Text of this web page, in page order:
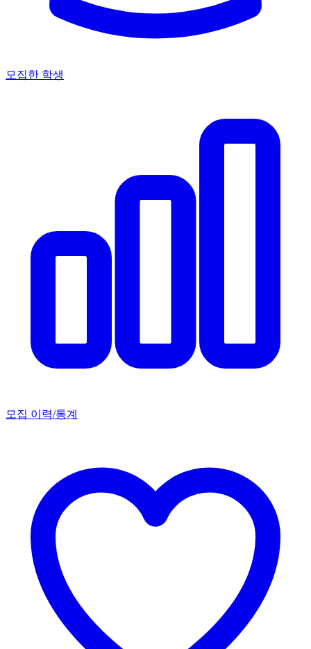
모집한 학생
모집 이력/통계